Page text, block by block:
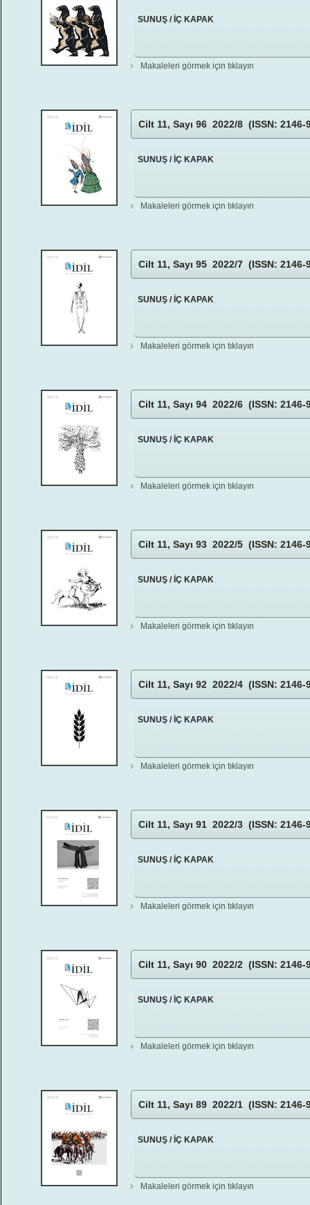
SUNUŞ / İÇ KAPAK
Makaleleri görmek için tıklayın
Cilt 11, Sayı 96 2022/8 (ISSN: 2146-
SUNUŞ / İÇ KAPAK
Makaleleri görmek için tıklayın
Cilt 11, Sayı 95 2022/7 (ISSN: 2146-
SUNUŞ / İÇ KAPAK
Makaleleri görmek için tıklayın
Cilt 11, Sayı 94 2022/6 (ISSN: 2146-
SUNUŞ / İÇ KAPAK
Makaleleri görmek için tıklayın
Cilt 11, Sayı 93 2022/5 (ISSN: 2146-
SUNUŞ / İÇ KAPAK
Makaleleri görmek için tıklayın
Cilt 11, Sayı 92 2022/4 (ISSN: 2146-
SUNUŞ / İÇ KAPAK
Makaleleri görmek için tıklayın
Cilt 11, Sayı 91 2022/3 (ISSN: 2146-
SUNUŞ / İÇ KAPAK
Makaleleri görmek için tıklayın
Cilt 11, Sayı 90 2022/2 (ISSN: 2146-
SUNUŞ / İÇ KAPAK
Makaleleri görmek için tıklayın
Cilt 11, Sayı 89 2022/1 (ISSN: 2146-
SUNUŞ / İÇ KAPAK
Makaleleri görmek için tıklayın